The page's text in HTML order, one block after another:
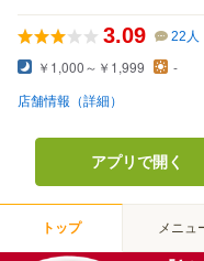
3.09 22 人
￥1,000～￥1,999 -
店舗情報（詳細）
アプリで開く
トップ メニュ